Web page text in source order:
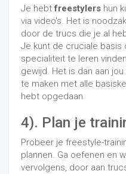
Je hebtfreestylers hun
via video's. Het is
door de trucs die je al
Je kunt de cruciale basis
specialiteit te leren
gewijd. Het is dan aan
te maken met alle
hebt opgedaan.
4). Plan je
Probeer je freestyle-
plannen. Ga oefenen en
vervolgens, door aan